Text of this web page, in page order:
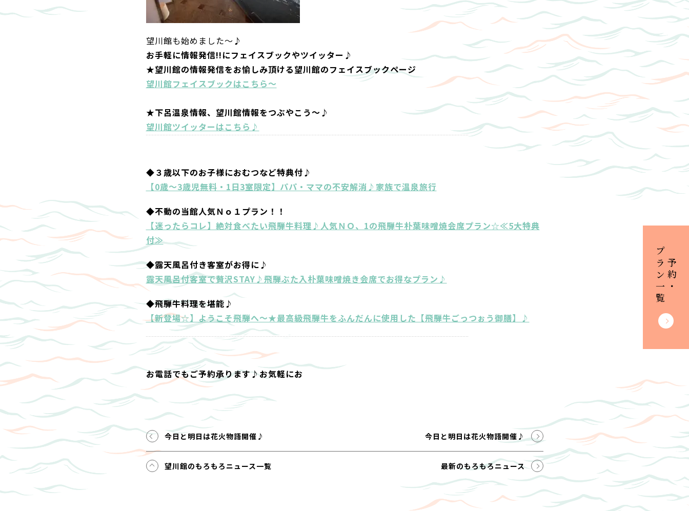
ご予約・
プラン一覧
望川館も始めました～♪
お手軽に情報発信!!にフェイスブックやツイッター♪
★望川館の情報発信をお愉しみ頂ける望川館のフェイスブックページ
望川館フェイスブックはこちら～
★下呂温泉情報、望川館情報をつぶやこう～♪
望川館ツイッターはこちら♪
◆３歳以下のお子様におむつなど特典付♪
【0歳～3歳児無料・1日3室限定】パパ・ママの不安解消♪家族で温泉旅行
◆不動の当館人気Ｎｏ１プラン！！
【迷ったらコレ】絶対食べたい飛騨牛料理♪人気ＮＯ、1の飛騨牛朴葉味噌焼会席プラン☆≪5大特典
付≫
◆露天風呂付き客室がお得に♪
露天風呂付客室で贅沢STAY♪飛騨ぶた入朴葉味噌焼き会席でお得なプラン♪
◆飛騨牛料理を堪能♪
【新登場☆】ようこそ飛騨へ～★最高級飛騨牛をふんだんに使用した【飛騨牛ごっつぉう御膳】♪
お電話でもご予約承ります♪お気軽にお
今日と明日は花火物語開催♪ 今日と明日は花火物語開催♪
望川館のもろもろニュース一覧 最新のもろもろニュース